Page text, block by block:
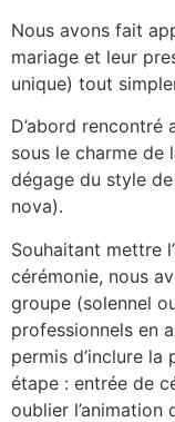
Nous avons fait
mariage et leur
unique) tout
D’abord rencontré
sous le charme de
dégage du style
nova).
Souhaitant mettre
cérémonie, nous
groupe (solennel
professionnels en
permis d’inclure
étape : entrée de
oublier l’animation